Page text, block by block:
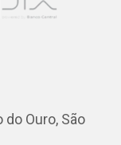
do Ouro, São